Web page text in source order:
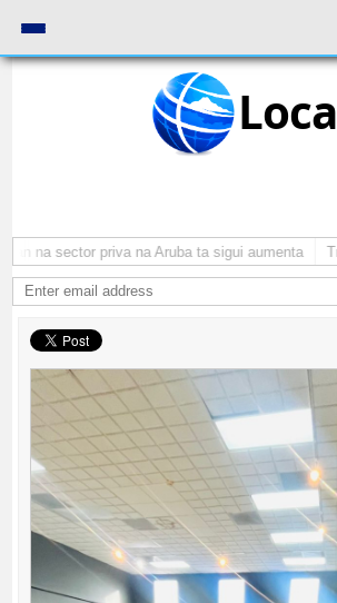
na sector priva na Aruba ta sigui aumenta